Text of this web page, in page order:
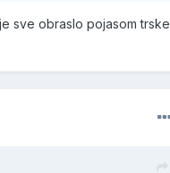
sve obraslo pojasom trske